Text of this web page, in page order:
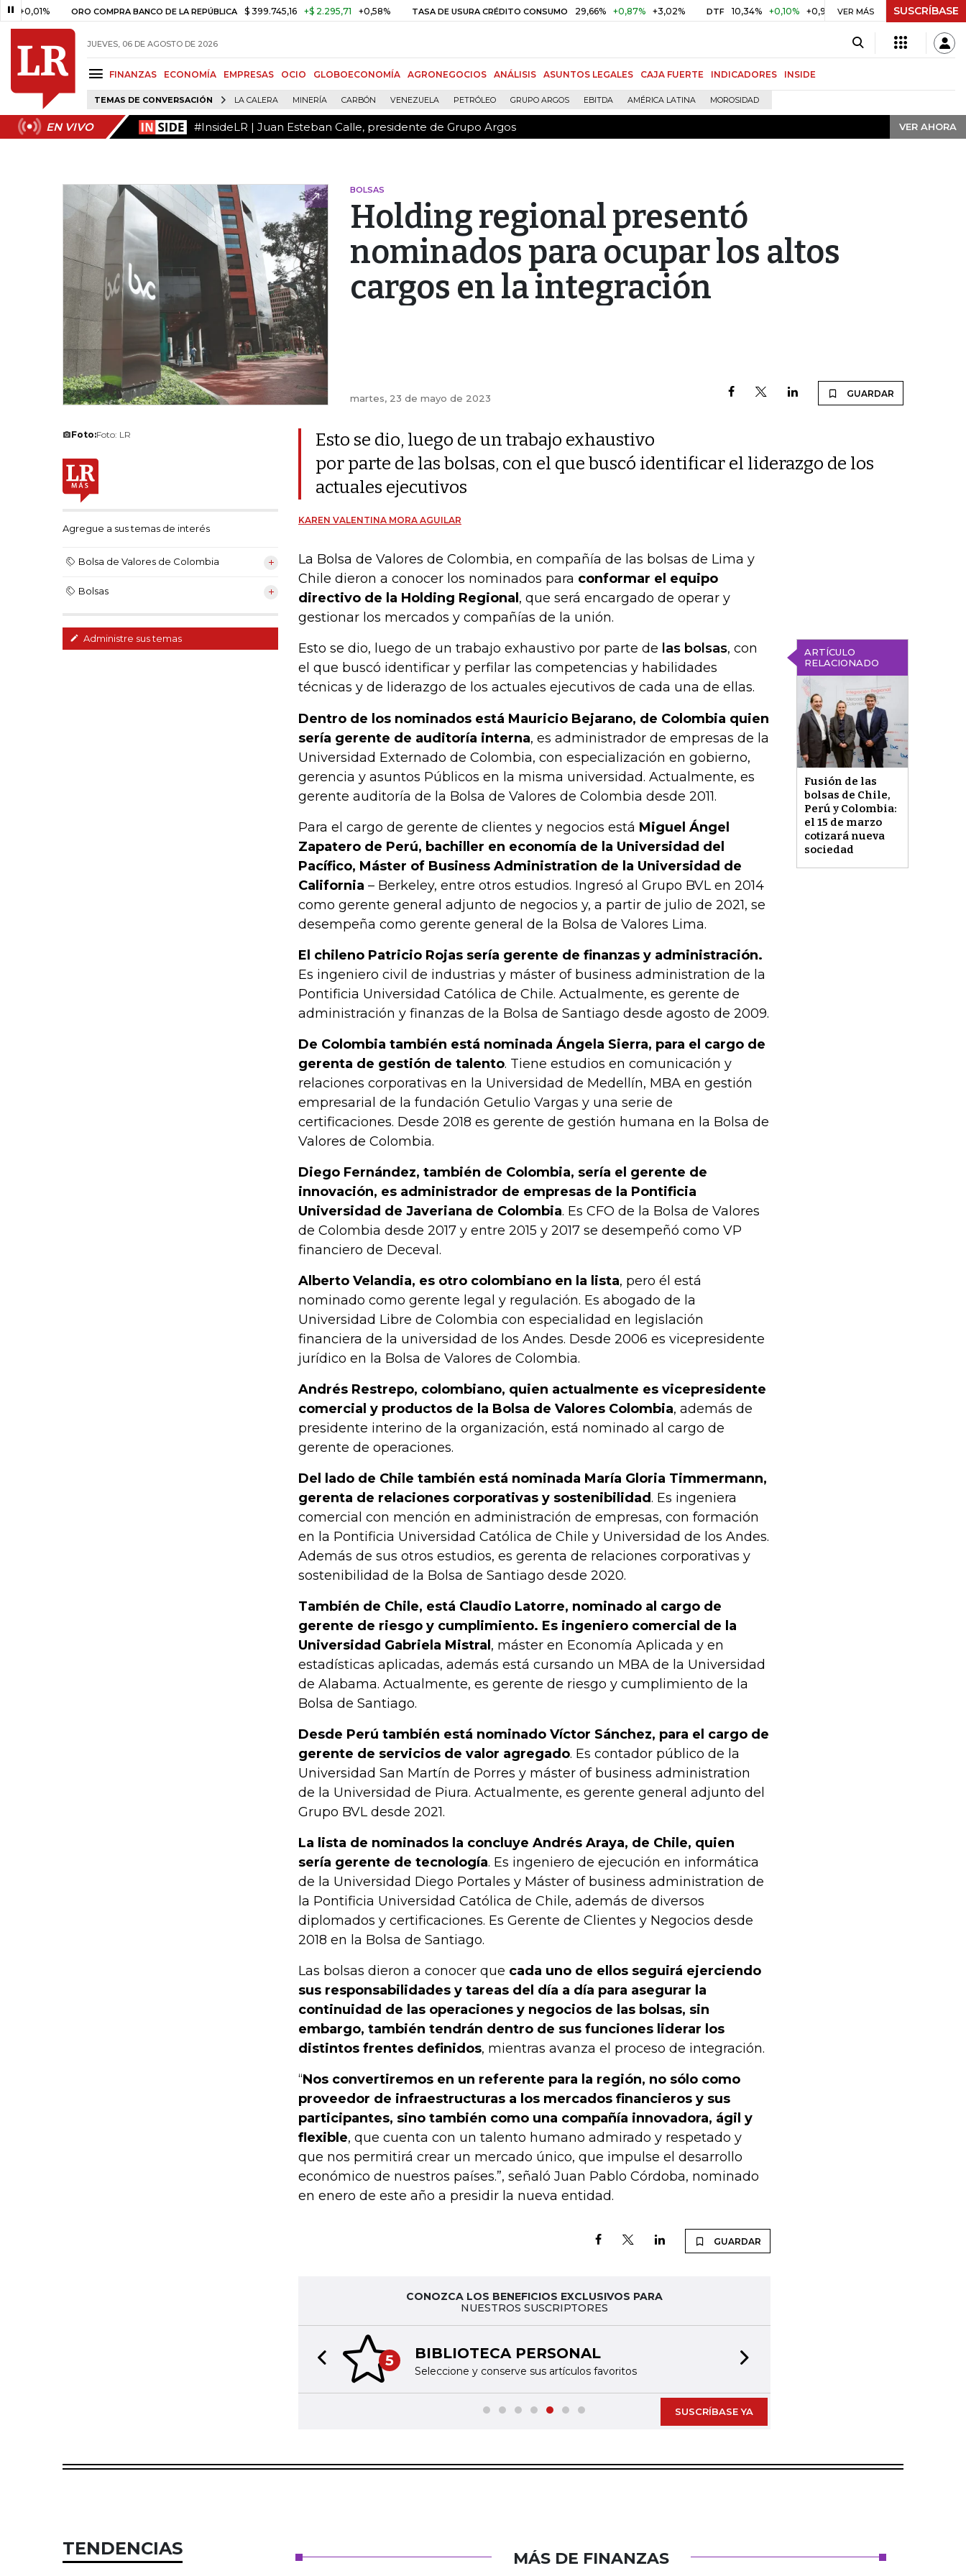
ORO COMPRA BANCO DE LA REPÚBLICA $ 399.745,16 +$ 2.295,71 +0,58% TASA DE USURA CRÉDITO CONSUMO 29,66% +0,87% +3,02% DTF 10,34% +0,10% +0,98% UVR $ 416,86 +$ 0,05 +0,01%
VER MÁS SUSCRÍBASE
JUEVES, 06 DE AGOSTO DE 2026
FINANZAS ECONOMÍA EMPRESAS OCIO GLOBOECONOMÍA AGRONEGOCIOS ANÁLISIS ASUNTOS LEGALES CAJA FUERTE INDICADORES INSIDE
TEMAS DE CONVERSACIÓN LA CALERA MINERÍA CARBÓN VENEZUELA PETRÓLEO GRUPO ARGOS EBITDA AMÉRICA LATINA MOROSIDAD
EN VIVO #InsideLR | Juan Esteban Calle, presidente de Grupo Argos VER AHORA
EN VIVO #InsideLR | Juan Esteban Calle, presidente de Grupo Argos VER AHORA
BOLSAS
Holding regional presentó
nominados para ocupar los altos
cargos en la integración
martes, 23 de mayo de 2023 GUARDAR
Foto:Foto: LR
Agregue a sus temas de interés
Bolsa de Valores de Colombia
Bolsas
Administre sus temas
Esto se dio, luego de un trabajo exhaustivo
por parte de las bolsas, con el que buscó identificar el liderazgo de los
actuales ejecutivos
KAREN VALENTINA MORA AGUILAR
La Bolsa de Valores de Colombia, en compañía de las bolsas de Lima y
Chile dieron a conocer los nominados para conformar el equipo
directivo de la Holding Regional , que será encargado de operar y
gestionar los mercados y compañías de la unión.
ARTÍCULO
RELACIONADO
Fusión de las
bolsas de Chile,
Perú y Colombia:
el 15 de marzo
cotizará nueva
sociedad
Esto se dio, luego de un trabajo exhaustivo por parte de las bolsas, con
el que buscó identificar y perfilar las competencias y habilidades
técnicas y de liderazgo de los actuales ejecutivos de cada una de ellas.
Dentro de los nominados está Mauricio Bejarano, de Colombia quien
sería gerente de auditoría interna, es administrador de empresas de la
Universidad Externado de Colombia, con especialización en gobierno,
gerencia y asuntos Públicos en la misma universidad. Actualmente, es
gerente auditoría de la Bolsa de Valores de Colombia desde 2011.
Para el cargo de gerente de clientes y negocios está Miguel Ángel
Zapatero de Perú, bachiller en economía de la Universidad del
Pacífico, Máster of Business Administration de la Universidad de
California – Berkeley, entre otros estudios. Ingresó al Grupo BVL en 2014
como gerente general adjunto de negocios y, a partir de julio de 2021, se
desempeña como gerente general de la Bolsa de Valores Lima.
El chileno Patricio Rojas sería gerente de finanzas y administración.
Es ingeniero civil de industrias y máster of business administration de la
Pontificia Universidad Católica de Chile. Actualmente, es gerente de
administración y finanzas de la Bolsa de Santiago desde agosto de 2009.
De Colombia también está nominada Ángela Sierra, para el cargo de
gerenta de gestión de talento. Tiene estudios en comunicación y
relaciones corporativas en la Universidad de Medellín, MBA en gestión
empresarial de la fundación Getulio Vargas y una serie de
certificaciones. Desde 2018 es gerente de gestión humana en la Bolsa de
Valores de Colombia.
Diego Fernández, también de Colombia, sería el gerente de
innovación, es administrador de empresas de la Pontificia
Universidad de Javeriana de Colombia. Es CFO de la Bolsa de Valores
de Colombia desde 2017 y entre 2015 y 2017 se desempeñó como VP
financiero de Deceval.
Alberto Velandia, es otro colombiano en la lista, pero él está
nominado como gerente legal y regulación. Es abogado de la
Universidad Libre de Colombia con especialidad en legislación
financiera de la universidad de los Andes. Desde 2006 es vicepresidente
jurídico en la Bolsa de Valores de Colombia.
Andrés Restrepo, colombiano, quien actualmente es vicepresidente
comercial y productos de la Bolsa de Valores Colombia, además de
presidente interino de la organización, está nominado al cargo de
gerente de operaciones.
Del lado de Chile también está nominada María Gloria Timmermann,
gerenta de relaciones corporativas y sostenibilidad. Es ingeniera
comercial con mención en administración de empresas, con formación
en la Pontificia Universidad Católica de Chile y Universidad de los Andes.
Además de sus otros estudios, es gerenta de relaciones corporativas y
sostenibilidad de la Bolsa de Santiago desde 2020.
También de Chile, está Claudio Latorre, nominado al cargo de
gerente de riesgo y cumplimiento. Es ingeniero comercial de la
Universidad Gabriela Mistral , máster en Economía Aplicada y en
estadísticas aplicadas, además está cursando un MBA de la Universidad
de Alabama. Actualmente, es gerente de riesgo y cumplimiento de la
Bolsa de Santiago.
Desde Perú también está nominado Víctor Sánchez, para el cargo de
gerente de servicios de valor agregado. Es contador público de la
Universidad San Martín de Porres y máster of business administration
de la Universidad de Piura. Actualmente, es gerente general adjunto del
Grupo BVL desde 2021.
La lista de nominados la concluye Andrés Araya, de Chile, quien
sería gerente de tecnología. Es ingeniero de ejecución en informática
de la Universidad Diego Portales y Máster of business administration de
la Pontificia Universidad Católica de Chile, además de diversos
diplomados y certificaciones. Es Gerente de Clientes y Negocios desde
2018 en la Bolsa de Santiago.
Las bolsas dieron a conocer que cada uno de ellos seguirá ejerciendo
sus responsabilidades y tareas del día a día para asegurar la
continuidad de las operaciones y negocios de las bolsas, sin
embargo, también tendrán dentro de sus funciones liderar los
distintos frentes definidos, mientras avanza el proceso de integración.
“Nos convertiremos en un referente para la región, no sólo como
proveedor de infraestructuras a los mercados financieros y sus
participantes, sino también como una compañía innovadora, ágil y
flexible, que cuenta con un talento humano admirado y respetado y
que nos permitirá crear un mercado único, que impulse el desarrollo
económico de nuestros países.”, señaló Juan Pablo Córdoba, nominado
en enero de este año a presidir la nueva entidad.
GUARDAR
CONOZCA LOS BENEFICIOS EXCLUSIVOS PARA
NUESTROS SUSCRIPTORES
5 BIBLIOTECA PERSONAL
Seleccione y conserve sus artículos favoritos
Previous slide
SUSCRÍBASE YA
TENDENCIAS MÁS DE FINANZAS